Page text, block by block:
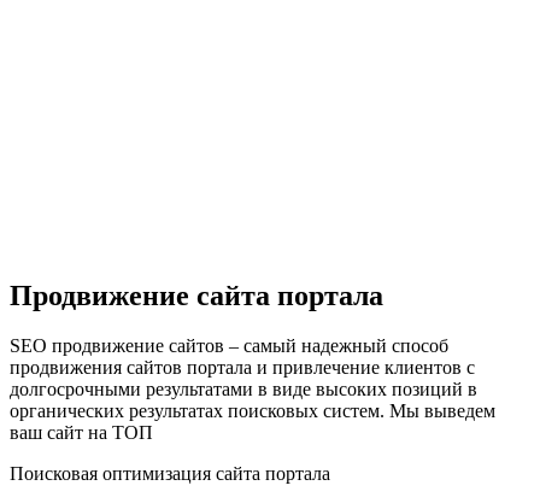
Продвижение сайта портала
SEO продвижение сайтов – самый надежный способ
продвижения сайтов портала и привлечение клиентов с
долгосрочными результатами в виде высоких позиций в
органических результатах поисковых систем. Мы выведем
ваш сайт на ТОП
Поисковая оптимизация сайта портала